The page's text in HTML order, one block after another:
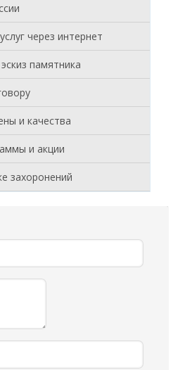
через интернет
памятника
и качества
и акции
захоронений